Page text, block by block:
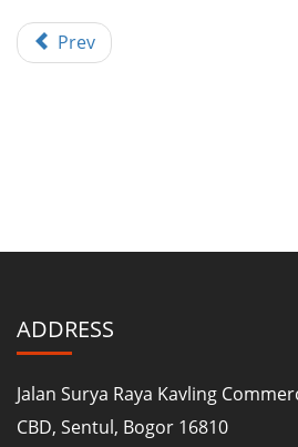
Prev
ADDRESS
Jalan Surya Raya Kavling
CBD, Sentul, Bogor 16810